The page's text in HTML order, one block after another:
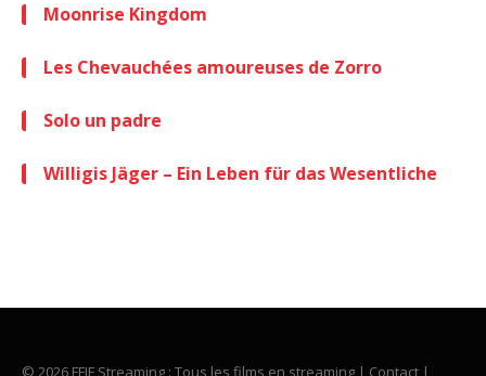
Moonrise Kingdom
Les Chevauchées amoureuses de Zorro
Solo un padre
Willigis Jäger – Ein Leben für das Wesentliche
© 2026 FFIF Streaming : Tous les films en streaming | Contact |